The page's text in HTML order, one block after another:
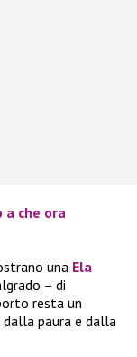
a che ora
una Ela
– di
resta un
paura e dalla